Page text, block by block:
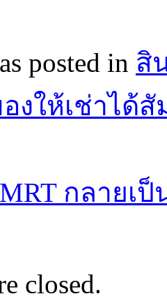
posted in สิ
องให้เช่าได้
กลายเ
closed.